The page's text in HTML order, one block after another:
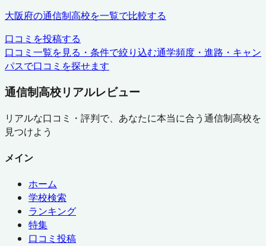
大阪府の通信制高校を一覧で比較する
口コミを投稿する
口コミ一覧を見る・条件で絞り込む通学頻度・進路・キャン
パスで口コミを探せます
通信制高校リアルレビュー
リアルな口コミ・評判で、あなたに本当に合う通信制高校を
見つけよう
メイン
ホーム
学校検索
ランキング
特集
口コミ投稿